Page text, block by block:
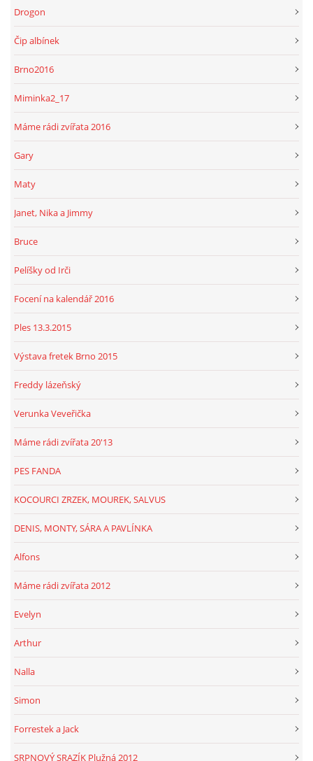
Drogon
Čip albínek
Brno2016
Miminka2_17
Máme rádi zvířata 2016
Gary
Maty
Janet, Nika a Jimmy
Bruce
Pelíšky od Irči
Focení na kalendář 2016
Ples 13.3.2015
Výstava fretek Brno 2015
Freddy lázeňský
Verunka Veveřička
Máme rádi zvířata 20'13
PES FANDA
KOCOURCI ZRZEK, MOUREK, SALVUS
DENIS, MONTY, SÁRA A PAVLÍNKA
Alfons
Máme rádi zvířata 2012
Evelyn
Arthur
Nalla
Simon
Forrestek a Jack
SRPNOVÝ SRAZÍK Plužná 2012